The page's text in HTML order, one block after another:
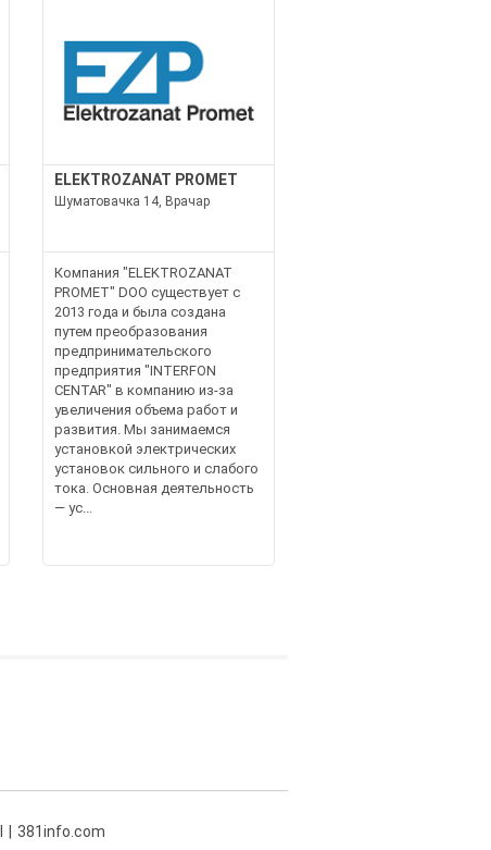
ELEKTROZANAT PROMET
Шуматовачка 14, Врачар
Компания "ELEKTROZANAT
PROMET" DOO существует с
2013 года и была создана
путем преобразования
предпринимательского
предприятия "INTERFON
CENTAR" в компанию из-за
увеличения объема работ и
развития. Мы занимаемся
установкой электрических
установок сильного и слабого
тока. Основная деятельность
— ус...
381info.com